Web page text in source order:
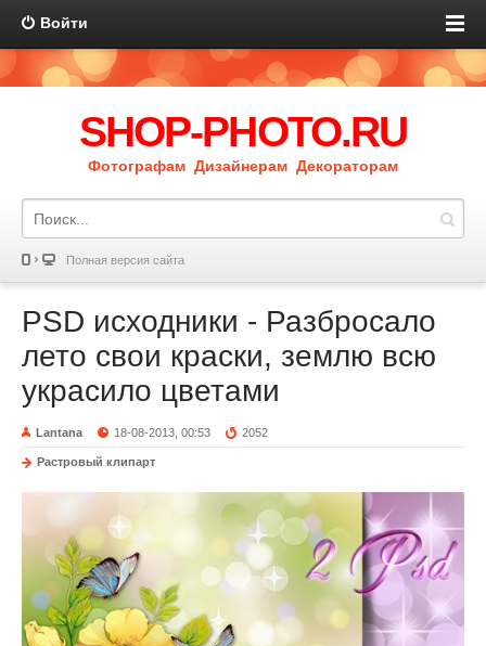
Войти
SHOP-PHOTO.RU
Фотографам Дизайнерам Декораторам
Полная версия сайта
PSD исходники - Разбросало
лето свои краски, землю всю
украсило цветами
Lantana 18-08-2013, 00:53 2052
Растровый клипарт